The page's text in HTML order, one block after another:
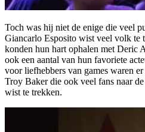
Toch was hij niet de enige die veel
Giancarlo Esposito wist veel volk te
konden hun hart ophalen met Deric
ook een aantal van hun favoriete
voor liefhebbers van games waren
Troy Baker die ook veel fans naar
wist te trekken.